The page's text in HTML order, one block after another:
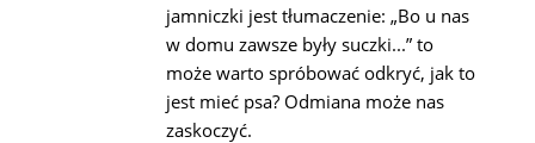
jamniczki jest tłumaczenie: „Bo u nas
w domu zawsze były suczki...” to
może warto spróbować odkryć, jak to
jest mieć psa? Odmiana może nas
zaskoczyć.